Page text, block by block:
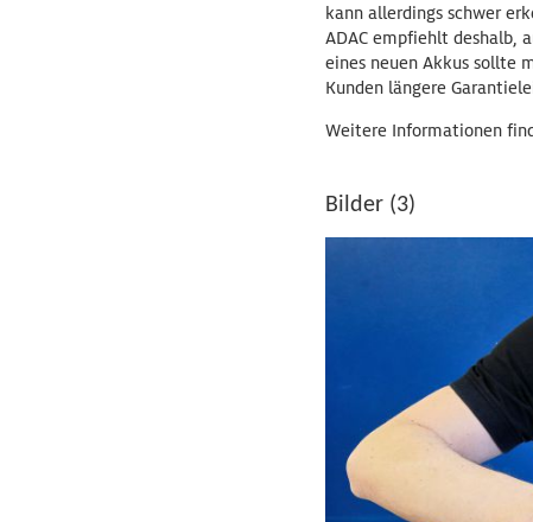
kann allerdings schwer
ADAC empfiehlt deshalb,
eines neuen Akkus sollte
Kunden längere
Weitere Informationen
Bilder (3)